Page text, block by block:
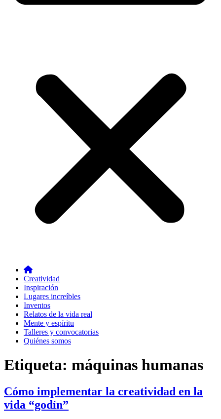
Creatividad
Inspiración
Lugares increíbles
Inventos
Relatos de la vida real
Mente y espíritu
Talleres y convocatorias
Quiénes somos
Etiqueta: máquinas humanas
Cómo implementar la creatividad en la
vida “godín”